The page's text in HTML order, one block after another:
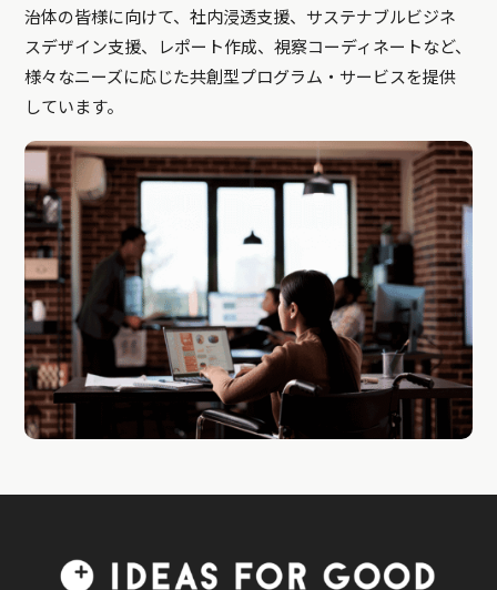
治体の皆様に向けて、社内浸透支援、サステナブルビジネ
スデザイン支援、レポート作成、視察コーディネートなど、
様々なニーズに応じた共創型プログラム・サービスを提供
しています。